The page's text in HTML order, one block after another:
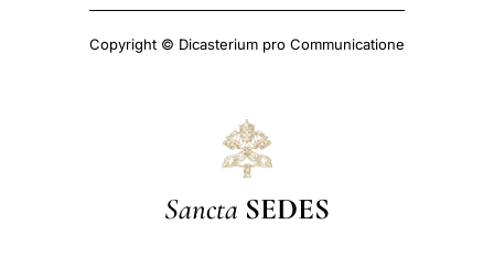
Copyright © Dicasterium pro Communicatione
Sancta SEDES